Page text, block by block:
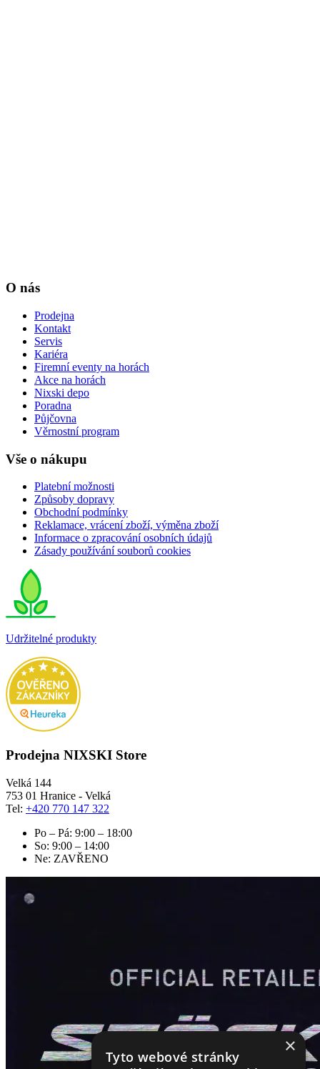
O nás
Prodejna
Kontakt
Servis
Kariéra
Firemní eventy na horách
Akce na horách
Nixski depo
Poradna
Půjčovna
Věrnostní program
Vše o nákupu
Platební možnosti
Způsoby dopravy
Obchodní podmínky
Reklamace, vrácení zboží, výměna zboží
Informace o zpracování osobních údajů
Zásady používání souborů cookies
Udržitelné produkty
Prodejna NIXSKI Store
Velká 144
753 01 Hranice - Velká
Tel: +420 770 147 322
Po – Pá: 9:00 – 18:00
So: 9:00 – 14:00
Ne: ZAVŘENO
×
Tyto webové stránky